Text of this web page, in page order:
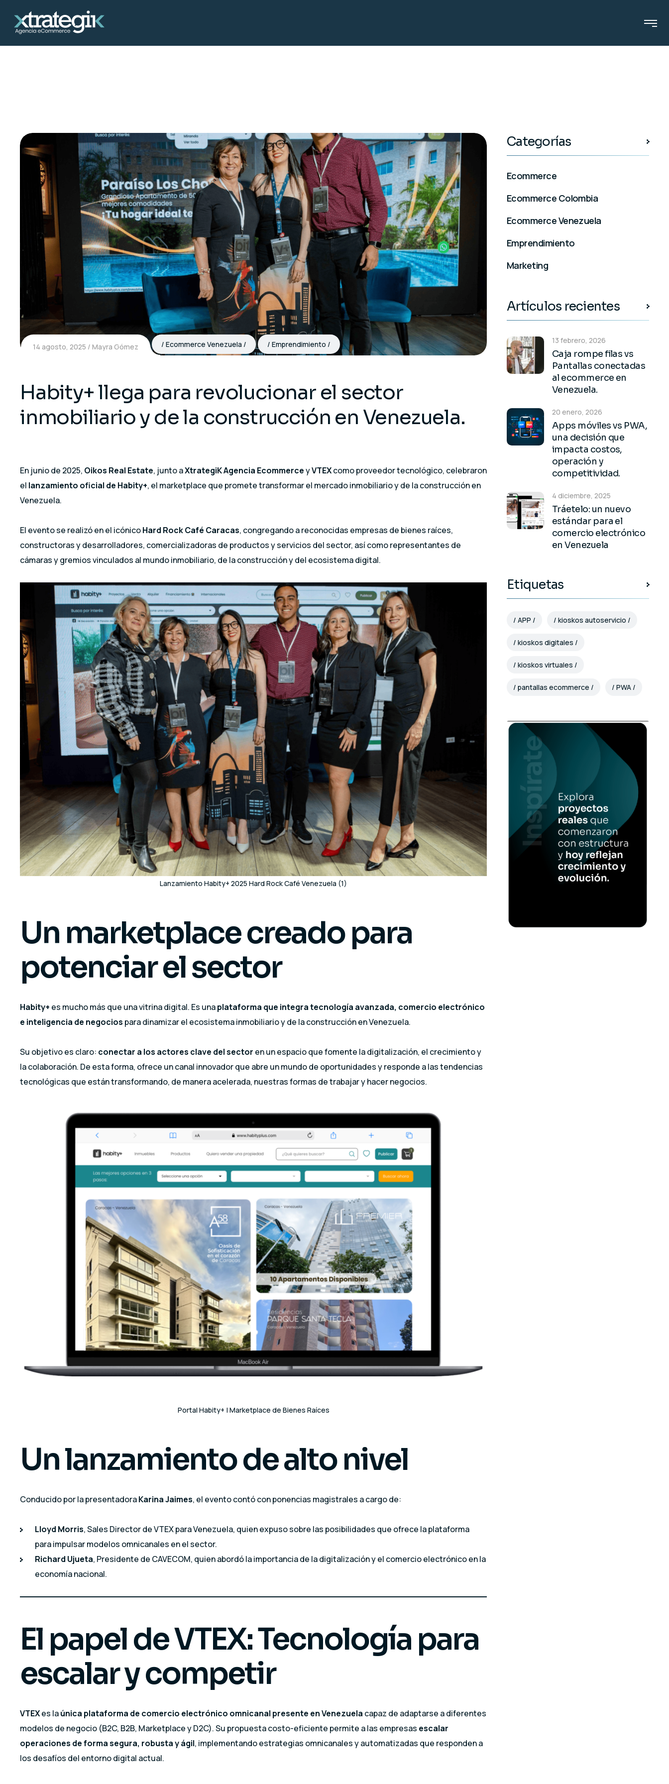
14 agosto, 2025 Mayra Gómez Ecommerce Venezuela Emprendimiento
Habity+ llega para revolucionar el sector
inmobiliario y de la construcción en Venezuela.
En junio de 2025, Oikos Real Estate, junto aXtrategiK Agencia EcommerceyVTEXcomo proveedor tecnológico, celebraron
el lanzamiento oficial de Habity+, el marketplace que promete transformar el mercado inmobiliario y de la construcción en
Venezuela.
El evento se realizó en el icónicoHard Rock Café Caracas, congregando a reconocidas empresas de bienes raíces,
constructoras y desarrolladores, comercializadoras de productos y servicios del sector, así como representantes de
cámaras y gremios vinculados al mundo inmobiliario, de la construcción y del ecosistema digital.
Lanzamiento Habity+ 2025 Hard Rock Café Venezuela (1)
Un marketplace creado para
potenciar el sector
Habity+ es mucho más que una vitrina digital. Es unaplataforma que integra tecnología avanzada, comercio electrónico
e inteligencia de negocios para dinamizar el ecosistema inmobiliario y de la construcción en Venezuela.
Su objetivo es claro: conectar a los actores clave del sector en un espacio que fomente la digitalización, el crecimiento y
la colaboración. De esta forma, ofrece un canal innovador que abre un mundo de oportunidades y responde a las tendencias
tecnológicas que están transformando, de manera acelerada, nuestras formas de trabajar y hacer negocios.
Portal Habity+ | Marketplace de Bienes Raíces
Un lanzamiento de alto nivel
Conducido por la presentadoraKarina Jaimes, el evento contó con ponencias magistrales a cargo de:
Lloyd Morris, Sales Director de VTEX para Venezuela, quien expuso sobre las posibilidades que ofrece la plataforma
para impulsar modelos omnicanales en el sector.
Richard Ujueta, Presidente de CAVECOM, quien abordó la importancia de la digitalización y el comercio electrónico en la
economía nacional.
El papel de VTEX: Tecnología para
escalar y competir
VTEXes laúnica plataforma de comercio electrónico omnicanal presente en Venezuela capaz de adaptarse a diferentes
modelos de negocio (B2C, B2B, Marketplace y D2C). Su propuesta costo-eficiente permite a las empresas escalar
operaciones de forma segura, robusta y ágil, implementando estrategias omnicanales y automatizadas que responden a
los desafíos del entorno digital actual.
Categorías
Ecommerce
Ecommerce Colombia
Ecommerce Venezuela
Emprendimiento
Marketing
Artículos recientes
Caja rompe filas vs
Pantallas conectadas
al ecommerce en
Venezuela.
13 febrero, 2026
Apps móviles vs PWA,
una decisión que
impacta costos,
operación y
competitividad.
20 enero, 2026
Tráetelo: un nuevo
estándar para el
comercio electrónico
en Venezuela
4 diciembre, 2025
Etiquetas
APP kioskos autoservicio
kioskos digitales
kioskos virtuales
pantallas ecommerce PWA